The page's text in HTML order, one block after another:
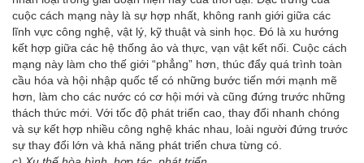
cuộc cách mạng này là sự hợp nhất, không ranh giới giữa các
lĩnh vực công nghệ, vật lý, kỹ thuật và sinh học. Đó là xu hướng
kết hợp giữa các hệ thống ảo và thực, vạn vật kết nối. Cuộc cách
mạng này làm cho thế giới “phẳng” hơn, thúc đẩy quá trình toàn
cầu hóa và hội nhập quốc tế có những bước tiến mới mạnh mẽ
hơn, làm cho các nước có cơ hội mới và cũng đứng trước những
thách thức mới. Với tốc độ phát triển cao, thay đổi nhanh chóng
và sự kết hợp nhiều công nghệ khác nhau, loài người đứng trước
sự thay đổi lớn và khả năng phát triển chưa từng có.